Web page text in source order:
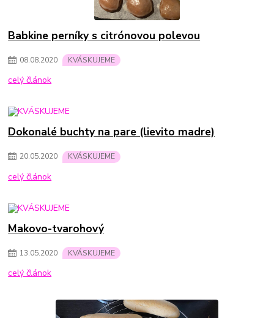
Babkine perníky s citrónovou polevou
08.08.2020 KVÁSKUJEME
celý článok
Dokonalé buchty na pare (lievito madre)
20.05.2020 KVÁSKUJEME
celý článok
Makovo-tvarohový
13.05.2020 KVÁSKUJEME
celý článok